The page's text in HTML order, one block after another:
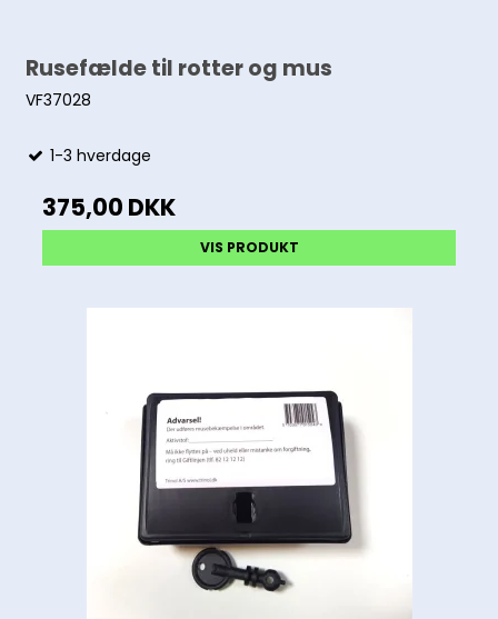
Rusefælde til rotter og mus
VF37028
1-3 hverdage
375,00 DKK
VIS PRODUKT